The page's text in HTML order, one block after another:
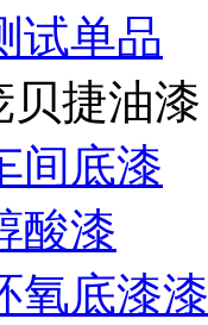
试单品
贝捷油漆
间底漆
酸漆
氧底漆漆